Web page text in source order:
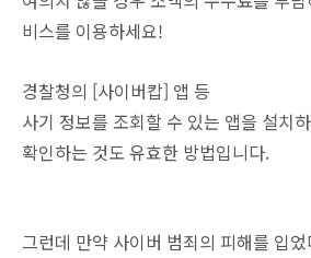
비스를 이용하세요!
경찰청의 [사이버캅] 앱 등
사기 정보를 조회할 수 있는 앱을 설치
확인하는 것도 유효한 방법입니다.
그런데 만약 사이버 범죄의 피해를 입